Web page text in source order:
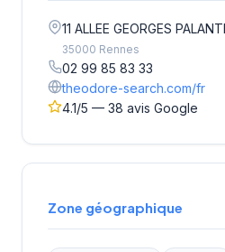
11 ALLEE GEORGES
35000 Rennes
02 99 85 83 33
theodore-search.com/fr
4.1/5 — 38 avis Google
Zone géographique